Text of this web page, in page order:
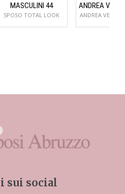
MASCULINI 44
SPOSO TOTAL LOOK ANDREA
sui social